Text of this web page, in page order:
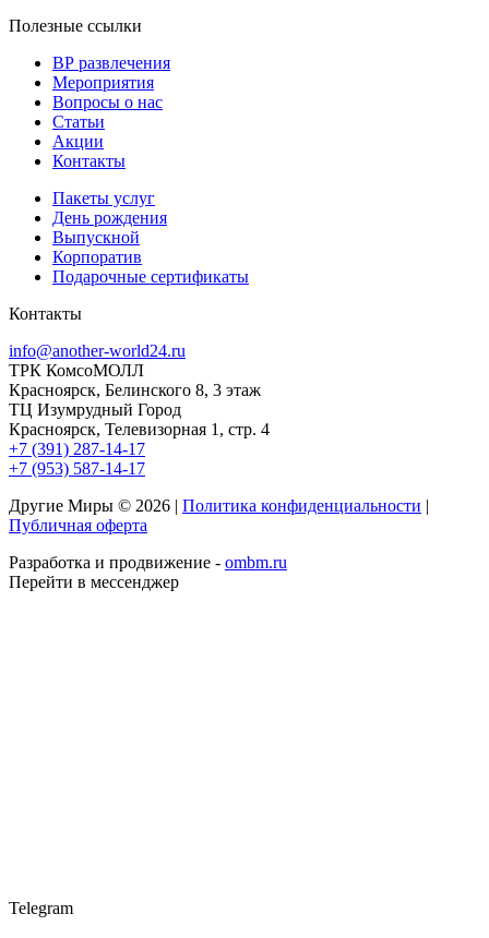
Полезные ссылки
ВР развлечения
Мероприятия
Вопросы о нас
Статьи
Акции
Контакты
Пакеты услуг
День рождения
Выпускной
Корпоратив
Подарочные сертификаты
Контакты
info@another-world24.ru
ТРК КомсоМОЛЛ
Красноярск, Белинского 8, 3 этаж
ТЦ Изумрудный Город
Красноярск, Телевизорная 1, стр. 4
+7 (391) 287-14-17
+7 (953) 587-14-17
Другие Миры © 2026 | Политика конфиденциальности |
Публичная оферта
Разработка и продвижение - ombm.ru
Перейти в мессенджер
Telegram